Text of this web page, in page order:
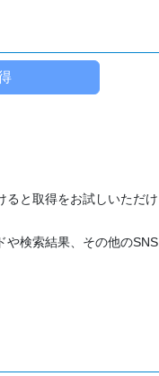
ると取得をお試しいただけ
や検索結果、その他のSNS